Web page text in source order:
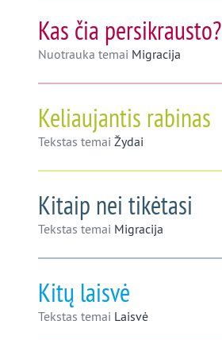
Kas čia persikrausto?
Nuotrauka temai Migracija
Keliaujantis rabinas
Tekstas temai Žydai
Kitaip nei tikėtasi
Tekstas temai Migracija
Kitų laisvė
Tekstas temai Laisvė